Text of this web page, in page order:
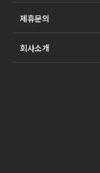
제휴문의
회사소개